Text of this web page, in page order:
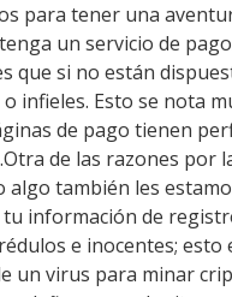
para tener una
un servicio de
que si no están
infieles. Esto se nota
de pago tienen
de las razones por
algo también les
información de
e inocentes;
un virus para minar